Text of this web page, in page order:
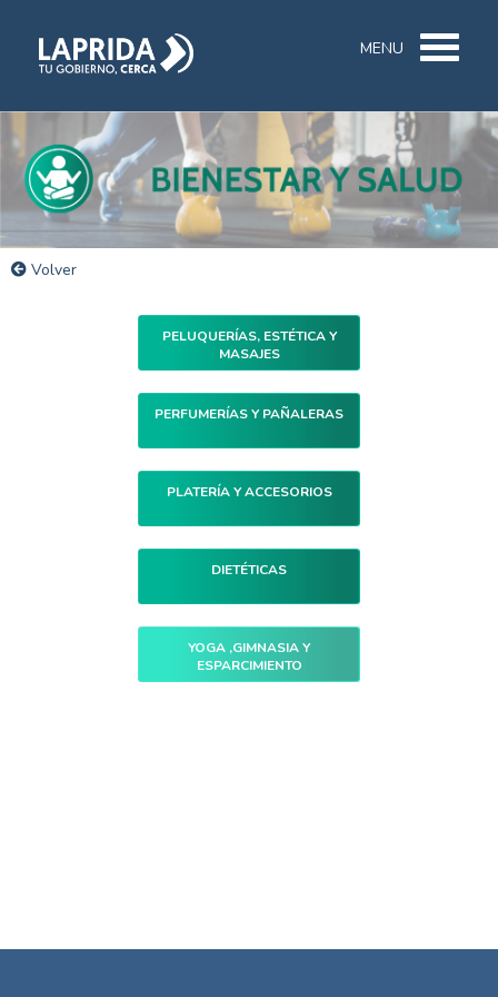
MENU
Volver
PELUQUERÍAS, ESTÉTICA Y
MASAJES
PERFUMERÍAS Y PAÑALERAS
PLATERÍA Y ACCESORIOS
DIETÉTICAS
YOGA ,GIMNASIA Y
ESPARCIMIENTO